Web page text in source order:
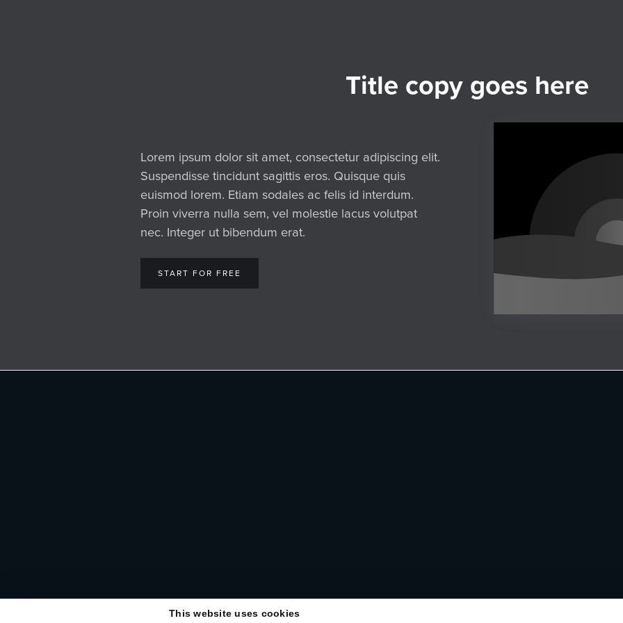
This website uses cookies
Title copy goes here
Lorem ipsum dolor sit amet, consectetur adipiscing elit.
Suspendisse tincidunt sagittis eros. Quisque quis
euismod lorem. Etiam sodales ac felis id interdum.
Proin viverra nulla sem, vel molestie lacus volutpat
nec. Integer ut bibendum erat.
START FOR FREE